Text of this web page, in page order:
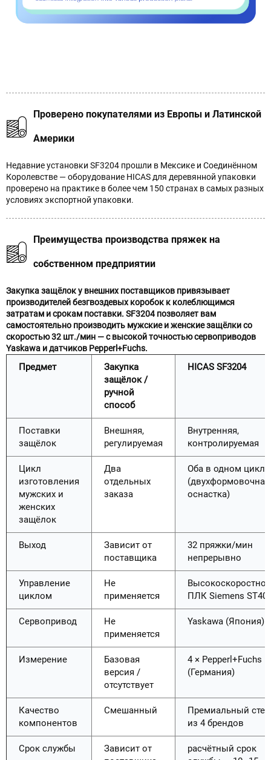
Проверено покупателями из Европы и Латинской
Америки
Недавние установки SF3204 прошли в Мексике и Соединённом
Королевстве — оборудование HICAS для деревянной упаковки
проверено на практике в более чем 150 странах в самых разных
условиях экспортной упаковки.
Преимущества производства пряжек на
собственном предприятии
Закупка защёлок у внешних поставщиков привязывает
производителей безгвоздевых коробок к колеблющимся
затратам и срокам поставки. SF3204 позволяет вам
самостоятельно производить мужские и женские защёлки со
скоростью 32 шт./мин — с высокой точностью сервоприводов
Yaskawa и датчиков Pepperl+Fuchs.
Предмет
Закупка
защёлок /
ручной
способ
HICAS SF3204
Поставки
защёлок
Внешняя,
регулируемая
Внутренняя,
контролируемая
Цикл
изготовления
мужских и
женских
защёлок
Два
отдельных
заказа
Оба в одном цикле
(двухформовочная
оснастка)
Выход
Зависит от
поставщика
32 пряжки/мин
непрерывно
Управление
циклом
Не
применяется
Высокоскоростной
ПЛК Siemens ST40
Сервопривод
Не
применяется
Yaskawa (Япония)
Измерение
Базовая
версия /
отсутствует
4 × Pepperl+Fuchs
(Германия)
Качество
компонентов
Смешанный
Премиальный стек
из 4 брендов
Срок службы
Зависит от
расчётный срок